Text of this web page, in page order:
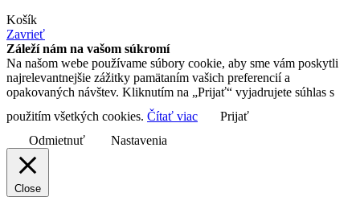
Košík
Zavrieť
Záleží nám na vašom súkromí
Na našom webe používame súbory cookie, aby sme vám poskytli
najrelevantnejšie zážitky pamätaním vašich preferencií a
opakovaných návštev. Kliknutím na „Prijať“ vyjadrujete súhlas s
použitím všetkých cookies. Čítať viac
Prijať
Odmietnuť
Nastavenia
Close